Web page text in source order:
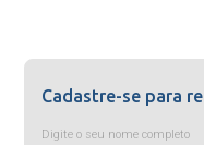
Cadastre-se para
Digite o seu nome completo